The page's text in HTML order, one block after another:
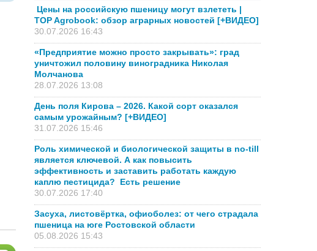
Цены на российскую пшеницу могут взлететь |
TOP Agrobook: обзор аграрных новостей [+ВИДЕО]
30.07.2026 16:43
«Предприятие можно просто закрывать»: град
уничтожил половину виноградника Николая
Молчанова
28.07.2026 13:08
День поля Кирова – 2026. Какой сорт оказался
самым урожайным? [+ВИДЕО]
31.07.2026 15:46
Роль химической и биологической защиты в no-till
является ключевой. А как повысить
эффективность и заставить работать каждую
каплю пестицида? Есть решение
30.07.2026 17:40
Засуха, листовёртка, офиоболез: от чего страдала
пшеница на юге Ростовской области
05.08.2026 15:43